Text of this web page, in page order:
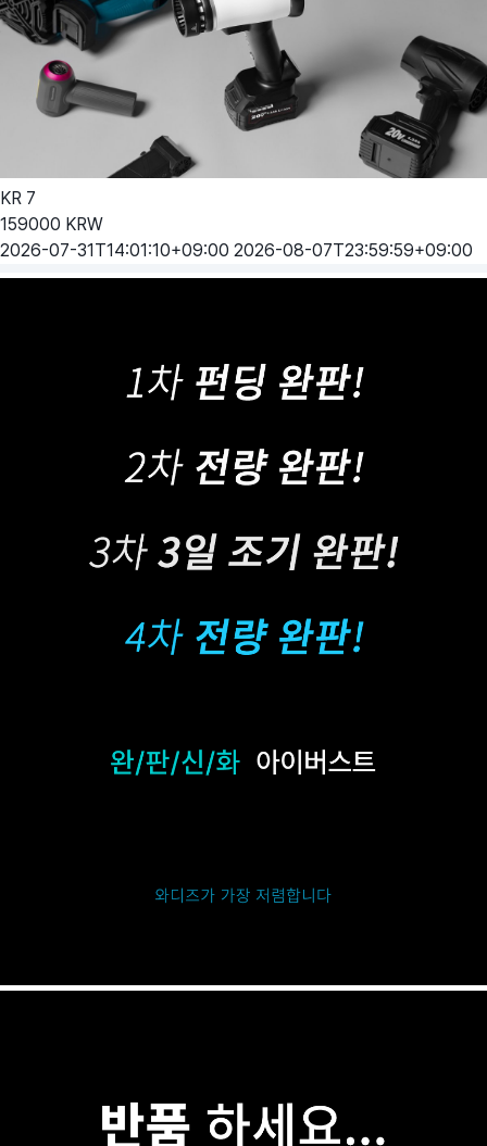
KR 7
159000 KRW
2026-07-31T14:01:10+09:00 2026-08-07T23:59:59+09:00